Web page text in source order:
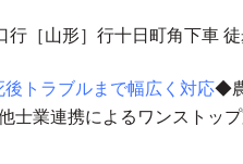
行［山形］行十日町角下車
トラブルまで幅広く対応◆
士業連携によるワンストッ